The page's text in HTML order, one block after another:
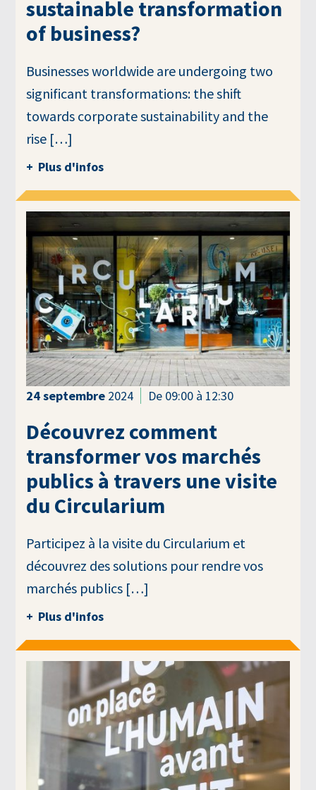
sustainable transformation
of business?
Businesses worldwide are undergoing two
significant transformations: the shift
towards corporate sustainability and the
rise […]
Plus d'infos
24septembre 2024 De 09:00 à 12:30
Découvrez comment
transformer vos marchés
publics à travers une visite
du Circularium
Participez à la visite du Circularium et
découvrez des solutions pour rendre vos
marchés publics […]
Plus d'infos